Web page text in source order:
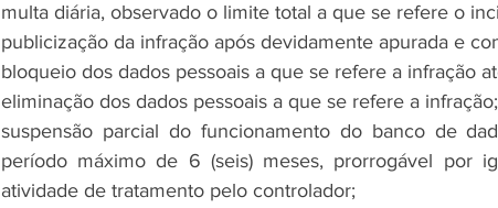
multa diária, observado o limite total a que se refere o
publicização da infração após devidamente apurada e
bloqueio dos dados pessoais a que se refere a infração
eliminação dos dados pessoais a que se refere a infração;
suspensão parcial do funcionamento do banco de
período máximo de 6 (seis) meses, prorrogável por
atividade de tratamento pelo controlador;